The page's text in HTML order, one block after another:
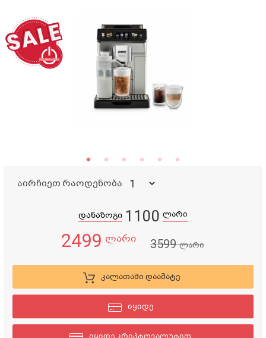
აირჩიეთ რაოდენობა
დანაზოგი 1100 ლარი
2499 ლარი 3599ლარი
კალათაში დაამატე
იყიდე
იყიდე კრიპტოვალუტით